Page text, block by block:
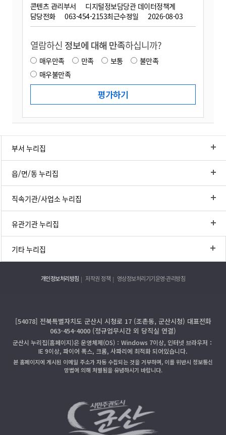
콘텐츠 관리부서
디지털정보담당관 데이터정책계
담당전화
063-454-2153최근수정일 2026-08-03
열람하신 정보에 대해 만족하십니까?
매우만족 만족 보통
불만족
매우불만족
부서 누리집
읍/면/동 누리집
직속기관/사업소 누리집
유관기관 누리집
기타 누리집
개인정보처리방침 저작권 정책 영상정보처리기기운영·관리방침
[54078] 전북특별자치도 군산시 시청로 17 (조촌동, 군산시청) 대표전화
063-454-4000 (정규업무시간 외 당직실 연결)
군산시 누리집(홈페이지)은 운영체제(OS)：Windows 7이상, 인터넷 브라우저：
IE 9이상, 파이어 폭스, 크롬, 사파리에 최적화 되어있습니다.
본 홈페이지에 게시된 이메일 주소가 자동 수집되는 것을 거부하며, 이를 위반시 정보통신
망법에 의해 처벌됨을 유념하시기 바랍니다.